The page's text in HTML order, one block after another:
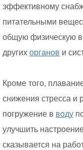
эффективному
питательными
общую физическую
других органов и
Кроме того,
снижения стресса и
погружение в воду
улучшить
сказывается на